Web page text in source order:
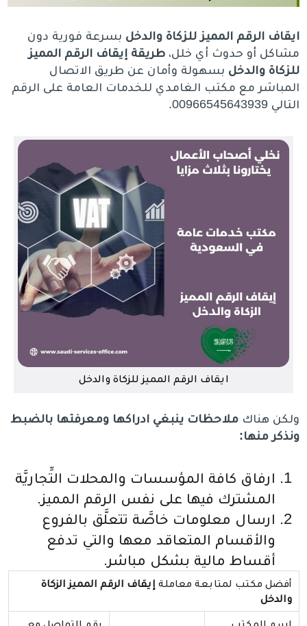
ايقاف الرقم المميز للزكاة والدخل بسرعة فورية دون
مشاكل أو حدوث أي خلل،طريقة إيقاف الرقم المميز
للزكاة والدخل بسهولة وأمان عن طريق الاتصال
المباشر مع مكتب الغامدي للخدمات العامة على الرقم
التالي 00966545643939.
ايقاف الرقم المميز للزكاة والدخل
ولكن هناكملاحظات ينبغي ادراكها ومعرفتها بالضبط
ونذكر منها:
ارفاق كافة المؤسسات والمحلات التِّجاريَّة
المشترك فيها على نفس الرقم المميز.
ارسال معلومات خاصَّة تتعلَّق بالفروع
والأقسام المتعاقد معها والتي تدفع
أقساط مالية بشكل مباشر.
أفضل مكتب لمتابعة معاملة إيقاف الرقم المميز الزكاة
والدخل
اسم المكتب رقم التواصل مع